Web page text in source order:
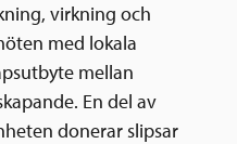
virkning och
med lokala
mellan
En del av
donerar slipsar